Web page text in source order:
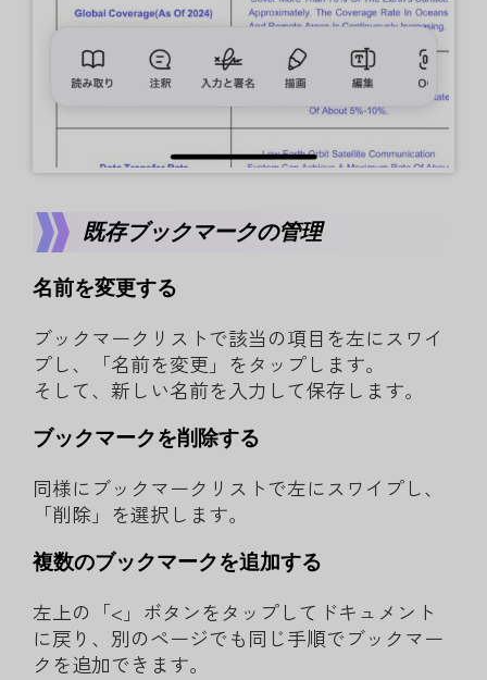
既存ブックマークの管理
名前を変更する
ブックマークリストで該当の項目を左にスワイ
プし、「名前を変更」をタップします。
そして、新しい名前を入力して保存します。
ブックマークを削除する
同様にブックマークリストで左にスワイプし、
「削除」を選択します。
複数のブックマークを追加する
左上の「<」ボタンをタップしてドキュメント
に戻り、別のページでも同じ手順でブックマー
クを追加できます。